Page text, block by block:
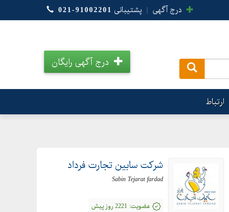
درج آگهی | پشتیبانی 021-91002201
درج آگهی رایگان
ارتباط
شرکت سابین تجارت فرداد
Sabin Tejarat fardad
عضویت: 2221 روز پیش